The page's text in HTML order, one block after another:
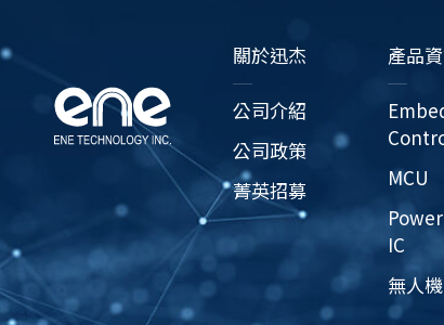
關於迅杰
公司介紹
公司政策
菁英招募
產品
MCU
IC
無人